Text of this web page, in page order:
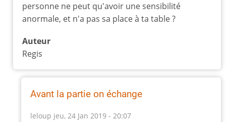
personne ne peut qu'avoir une sensibilité
anormale, et n'a pas sa place à ta table ?
Auteur
Regis
Avant la partie on échange
leloup jeu, 24 Jan 2019 - 20:07